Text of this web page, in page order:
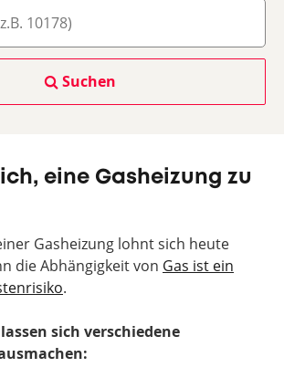
Suchen
eine Gasheizung zu
Gasheizung lohnt sich heute
die Abhängigkeit von Gas ist ein
.
sich verschiedene